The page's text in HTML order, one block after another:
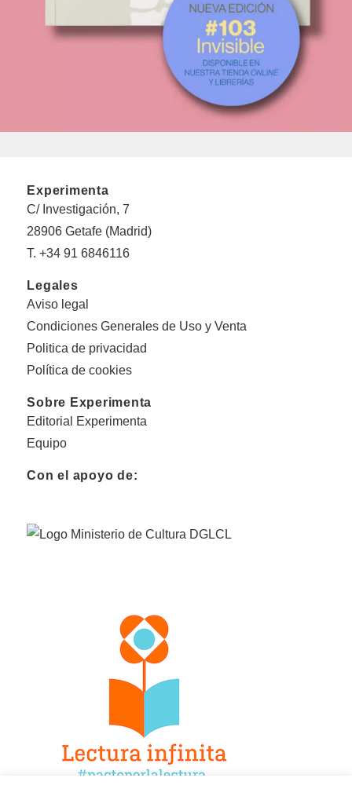
Experimenta
C/ Investigación, 7
28906 Getafe (Madrid)
T. +34 91 6846116
Legales
Aviso legal
Condiciones Generales de Uso y Venta
Politica de privacidad
Política de cookies
Sobre Experimenta
Editorial Experimenta
Equipo
Con el apoyo de: